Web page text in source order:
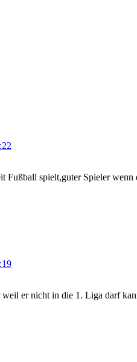
Fußball spielt,guter Spieler wenn
er nicht in die 1. Liga darf